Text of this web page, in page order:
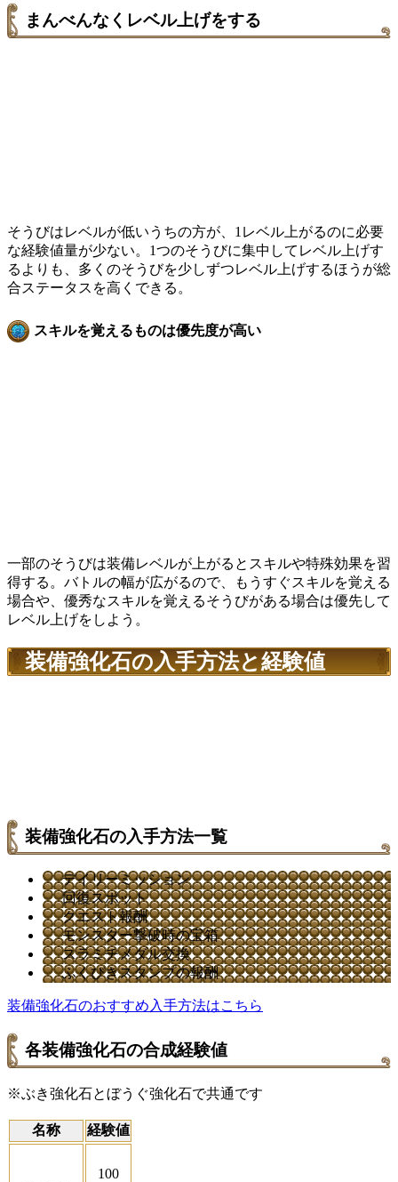
まんべんなくレベル上げをする
そうびはレベルが低いうちの方が、1レベル上がるのに必要
な経験値量が少ない。1つのそうびに集中してレベル上げす
るよりも、多くのそうびを少しずつレベル上げするほうが総
合ステータスを高くできる。
スキルを覚えるものは優先度が高い
一部のそうびは装備レベルが上がるとスキルや特殊効果を習
得する。バトルの幅が広がるので、もうすぐスキルを覚える
場合や、優秀なスキルを覚えるそうびがある場合は優先して
レベル上げをしよう。
装備強化石の入手方法と経験値
装備強化石の入手方法一覧
デイリーミッション
回復スポット
クエスト報酬
モンスター撃破時の宝箱
スラミチメダル交換
ふくびきスタンプの報酬
装備強化石のおすすめ入手方法はこちら
各装備強化石の合成経験値
※ぶき強化石とぼうぐ強化石で共通です
名称 経験値
100